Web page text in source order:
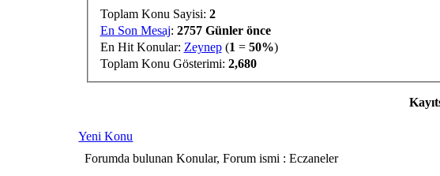
gaziantep
escort
Toplam Konu Sayisi: 2
En Son Mesaj: 2757 Günler önce
En Hit Konular: Zeynep(1 = 50%)
Toplam Konu Gösterimi: 2,680
Yeni Konu
Forumda bulunan Konular, Forum ismi : Eczaneler